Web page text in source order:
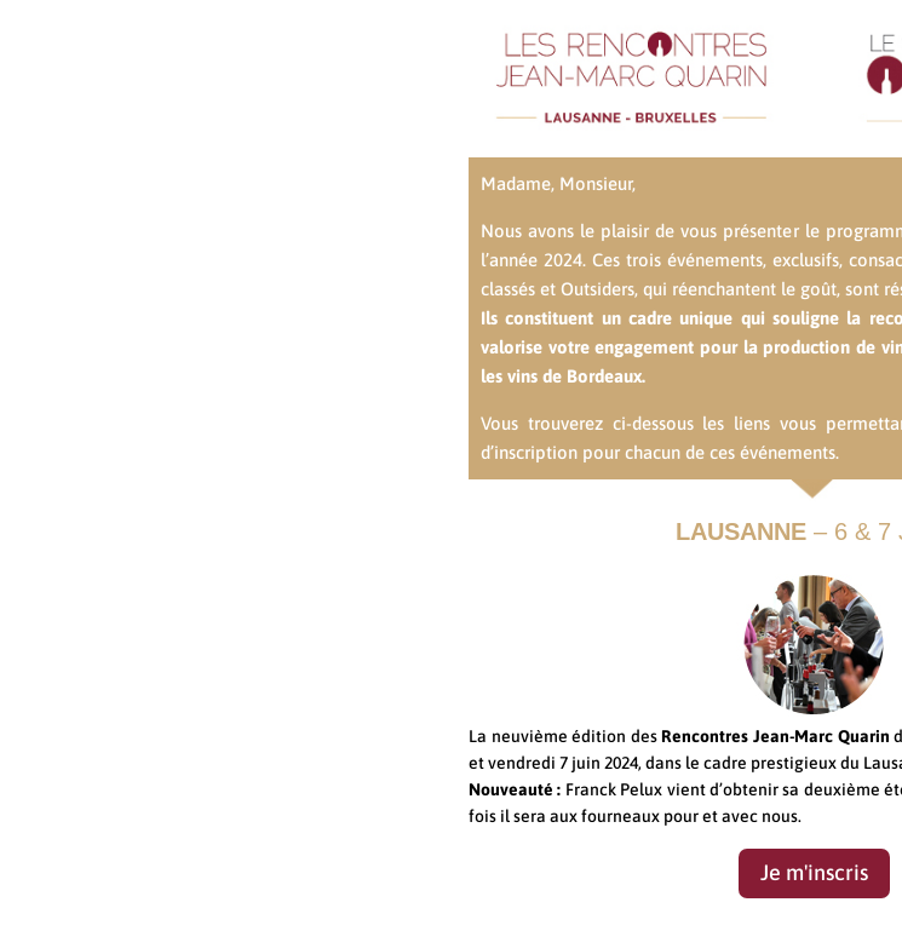
Madame, Monsieur,
Nous avons le plaisir de vous présenter le
l’année 2024. Ces trois événements, exclusifs,
classés et Outsiders, qui réenchantent le goût, sont
Ils constituent un cadre unique qui souligne la
valorise votre engagement pour la production de
les vins de Bordeaux.
Vous trouverez ci-dessous les liens vous
d’inscription pour chacun de ces événements.
LAUSANNE – 6 & 7
La neuvième édition desRencontres Jean-Marc Quarin
et vendredi 7 juin 2024, dans le cadre prestigieux du
Nouveauté : Franck Pelux vient d’obtenir sa deuxième
fois il sera aux fourneaux pour et avec nous.
Je m'inscris